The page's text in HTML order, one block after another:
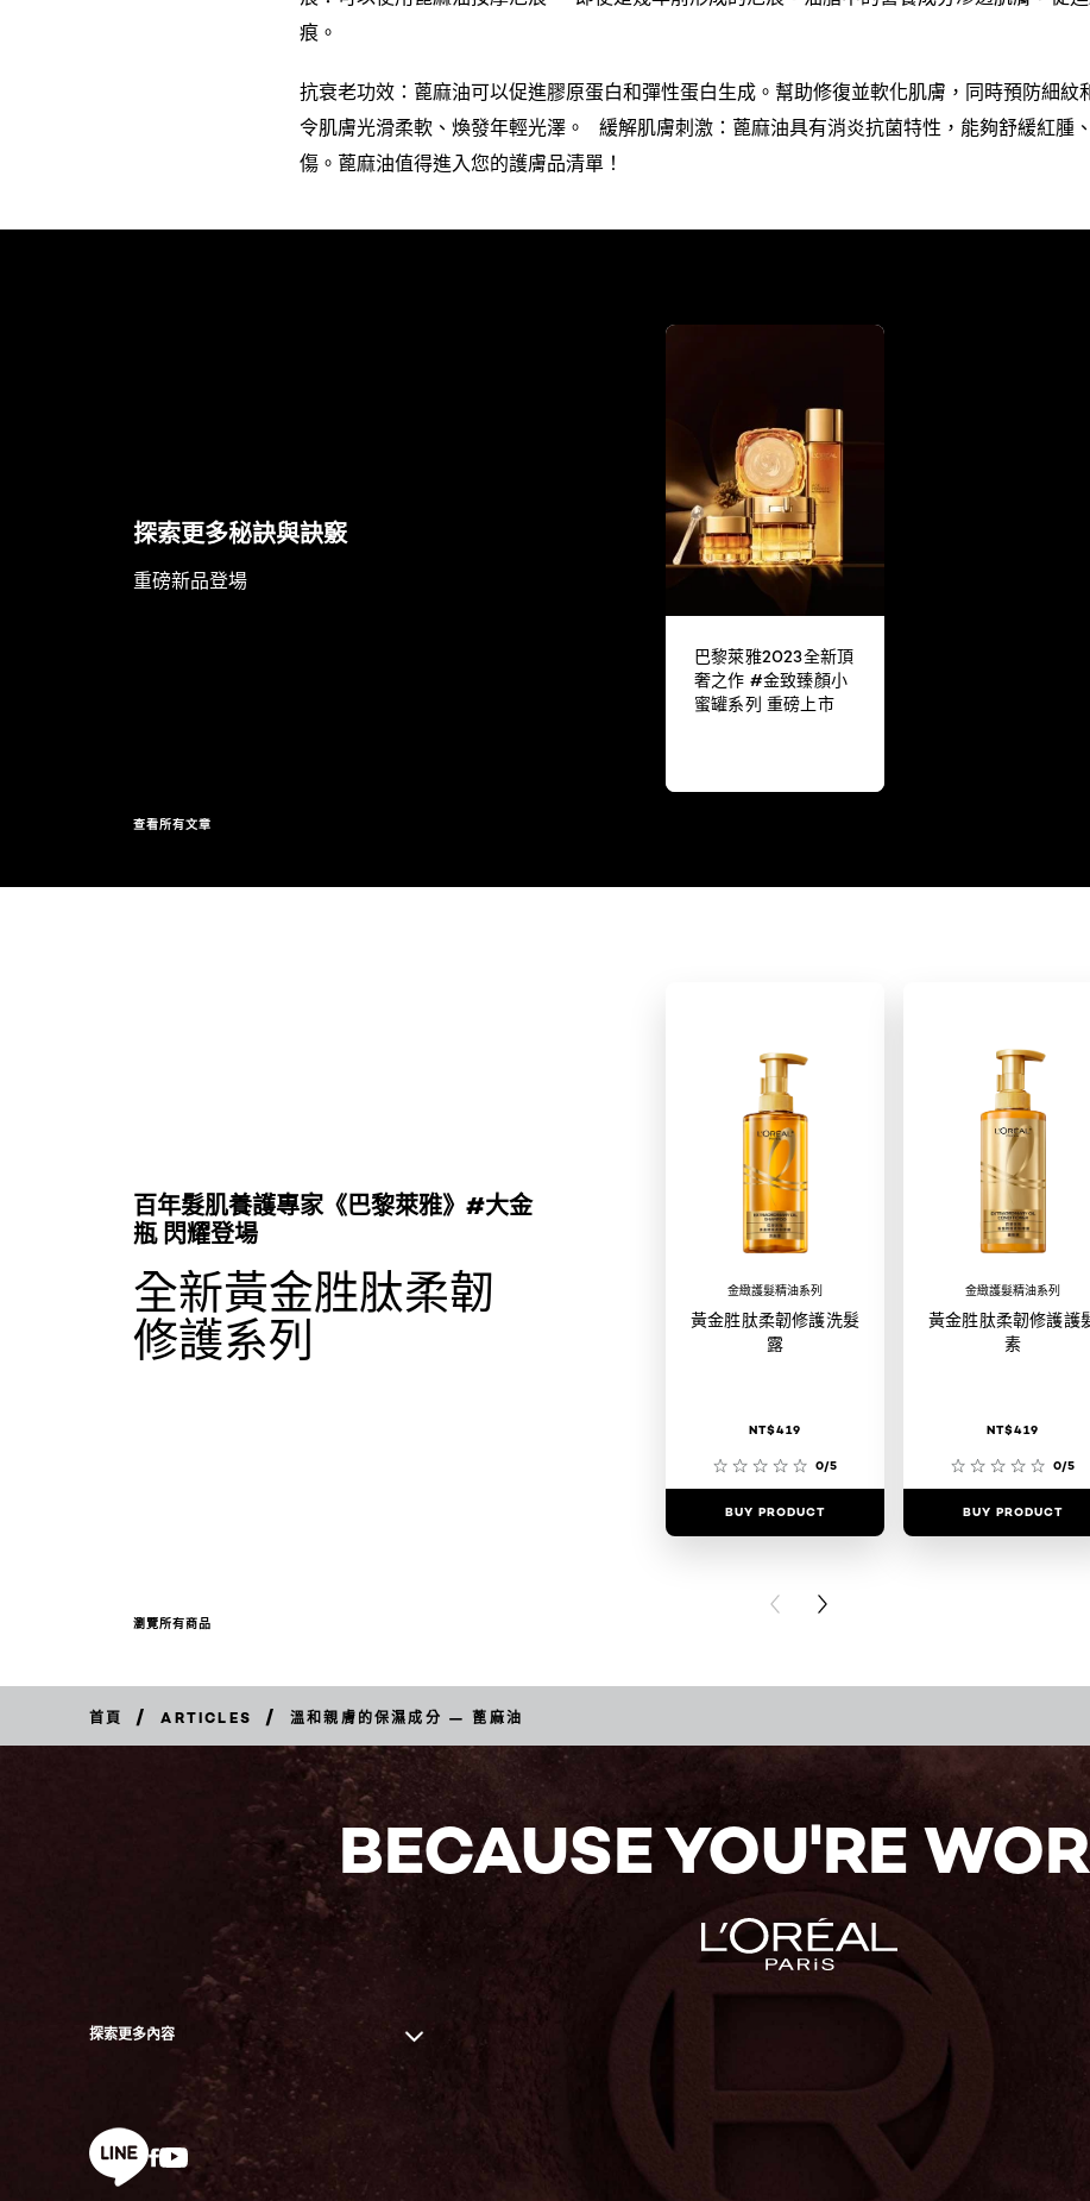
痕。
抗衰老功效：蓖麻油可以促進膠原蛋白和彈性蛋白生成。幫助修復並軟化肌膚，同時預防細紋
令肌膚光滑柔軟、煥發年輕光澤。 緩解肌膚刺激：蓖麻油具有消炎抗菌特性，能夠舒緩紅腫
傷。蓖麻油值得進入您的護膚品清單！
探索更多秘訣與訣竅
重磅新品登場
巴黎萊雅2023全新頂
奢之作 #金致臻顏小
蜜罐系列 重磅上市
查看所有文章
全新黃金胜肽柔韌
修護系列
百年髮肌養護專家《巴黎萊雅》#大金
瓶 閃耀登場
金緻護髮精油系列
黃金胜肽柔韌修護洗髮
露
NT$419
0/5
BUY PRODUCT
金緻護髮精油系列
黃金胜肽柔韌修護護
素
NT$419
0/5
BUY PRODUCT
PREVIOUS CARD
NEXT CARD
瀏覽所有商品
首頁 / ARTICLES / 溫和親膚的保濕成分 — 蓖麻油
BECAUSE YOU'RE
探索更多內容
Facebook
YouTube